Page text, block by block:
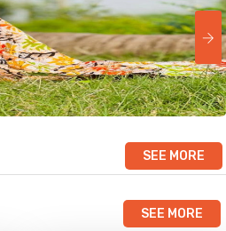
SEE MORE
SEE MORE